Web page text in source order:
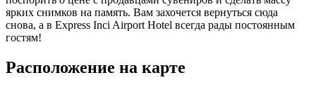
ярких снимков на память. Вам захочется вернуться сюда
снова, а в Express Inci Airport Hotel всегда рады постоянным
гостям!
Расположение на карте